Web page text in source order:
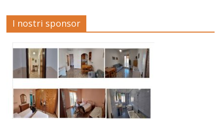
I nostri sponsor